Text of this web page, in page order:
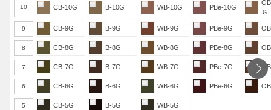
10 CB-10G B-10G WB-10G PBe-10G
Ｇ
9 CB-9G B-9G WB-9G PBe-9G
8 CB-8G B-8G WB-8G PBe-8G
7 CB-7G B-7G WB-7G PBe-7G
6 CB-6G B-6G WB-6G PBe-6G
5 CB-5G B-5G WB-5G